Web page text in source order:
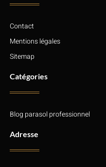
Contact
Mentions légales
Sitemap
Catégories
Blog parasol professionnel
Adresse